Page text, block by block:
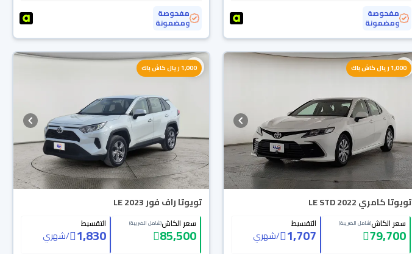
مفحوصة
ومضمونة
مفحوصة
ومضمونة
1,000 ريال كاش باك
تويوتا كامري LE STD 2022
سعر الكاش(شامل الضريبة)
79,700
التقسيط
1,707
/شهري
1,000 ريال كاش باك
تويوتا راف فور LE 2023
سعر الكاش(شامل الضريبة)
85,500
التقسيط
1,830
/شهري